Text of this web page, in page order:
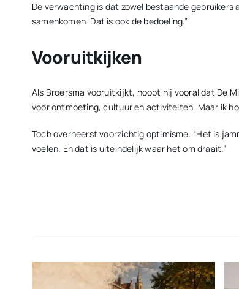
De verwachting is dat zowel bestaande
samenkomen. Dat is ook de bedoeling.”
Vooruitkijken
Als Broersma vooruitkijkt, hoopt hij vooral dat De
voor ontmoeting, cultuur en activiteiten. Maar ik
Toch overheerst voorzichtig optimisme. “Het is
voelen. En dat is uiteindelijk waar het om draait.”